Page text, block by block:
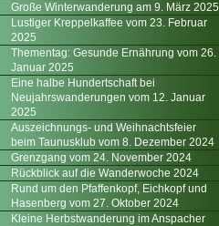
Große Winterwanderung am 9. März 2025
Lustiger Kreppelkaffee vom 23. Februar
2025
Thementag: Gesunde Ernährung vom 26.
Januar 2025
Eine halbe Hundertschaft bei
Neujahrswanderungen vom 12. Januar
2025
Auszeichnungs- und Weihnachtsfeier
beim Taunusklub vom 8. Dezember 2024
Grenzgang vom 24. November 2024
Rückblick auf die Wanderwoche 2024
Rund um den Pfaffenkopf, Eichkopf und
Hasenberg vom 27. Oktober 2024
Kleine Herbstwanderung im Anspacher